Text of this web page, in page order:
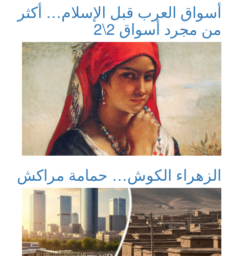
أسواق العرب قبل الإسلام… أكثر
من مجرد أسواق 2\2
الزهراء الكوش… حمامة مراكش